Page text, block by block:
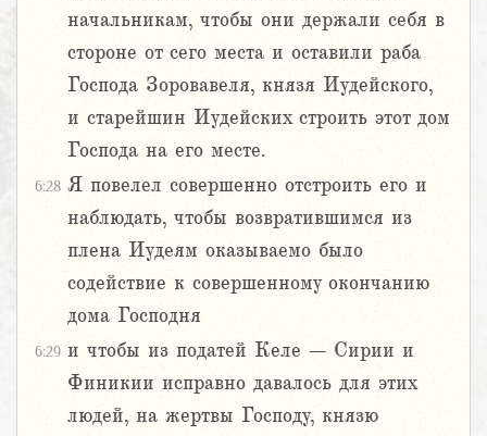
начальникам, чтобы они держали себя в
стороне от сего места и оставили раба
Господа Зоровавеля, князя Иудейского,
и старейшин Иудейских строить этот дом
Господа на его месте.
6:28 Я повелел совершенно отстроить его и
наблюдать, чтобы возвратившимся из
плена Иудеям оказываемо было
содействие к совершенному окончанию
дома Господня
6:29 и чтобы из податей Келе – Сирии и
Финикии исправно давалось для этих
людей, на жертвы Господу, князю